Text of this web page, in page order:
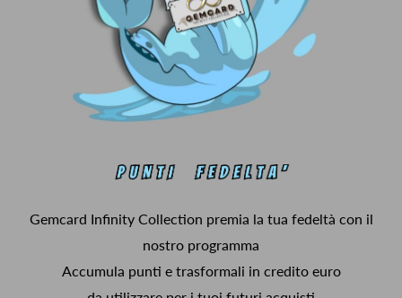
Gemcard Infinity Collection premia la tua fedeltà con il
nostro programma
Accumula punti e trasformali in credito euro